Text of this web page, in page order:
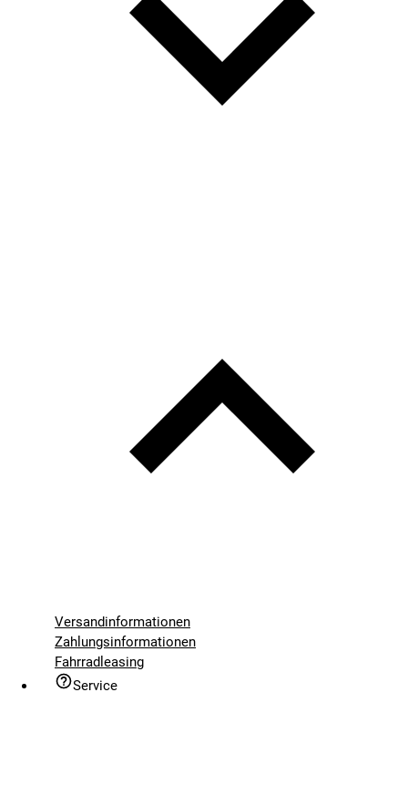
Versandinformationen
Zahlungsinformationen
Fahrradleasing
Service